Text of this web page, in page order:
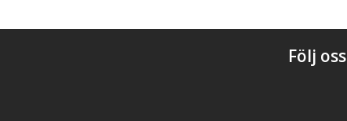
Följ oss